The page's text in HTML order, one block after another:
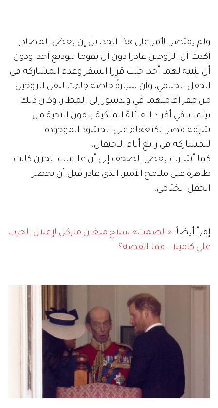
ولم يقتصر الأمر على هذا الحد، بل إن بعض المصادر
أكدت أن الزوجين غادرا دون أن يقوما بتوديع أحد، ودون
أن ينتبه لهما أحد، حيث قررا السفر وعدم المشاركة في
الحفل الختامي، وأن سيارةً خاصة جاءت لنقل الزوجين
من مقر إقامتهما في وندسور إلى المطار، وكان ذلك
بينما باقي أفراد العائلة الملكية يلقون التحية من
شرفة قصر باكنغهام على الحشود الموجودة
للمشاركة في رابع أيام الاحتفال.
كما أشارت بعض الصحف إلى أن علامات الحزن كانت
ظاهرة على ملامح الأمير، الذي غادر قبل أن يحضر
الحفل الختامي.
إقرأ أيضاً: «الصمت» سلاح ميغان ماركل لإعلان الحرب
على كاميلا.. فما القصة؟